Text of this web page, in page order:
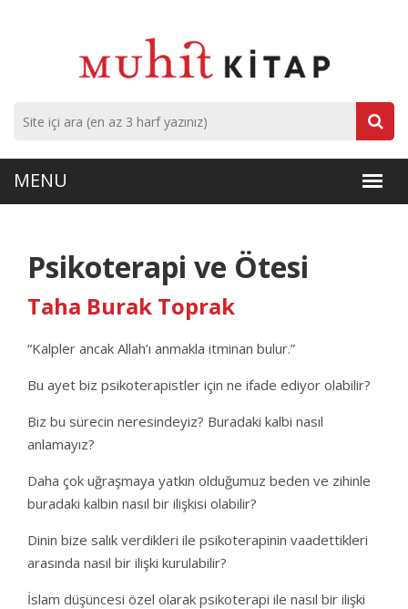
Psikoterapi ve Ötesi
Taha Burak Toprak
“Kalpler ancak Allah’ı anmakla itminan bulur.”
Bu ayet biz psikoterapistler için ne ifade ediyor olabilir?
Biz bu sürecin neresindeyiz? Buradaki kalbi nasıl
anlamayız?
Daha çok uğraşmaya yatkın olduğumuz beden ve zihinle
buradaki kalbin nasıl bir ilişkisi olabilir?
Dinin bize salık verdikleri ile psikoterapinin vaadettikleri
arasında nasıl bir ilişki kurulabilir?
İslam düşüncesi özel olarak psikoterapi ile nasıl bir ilişki